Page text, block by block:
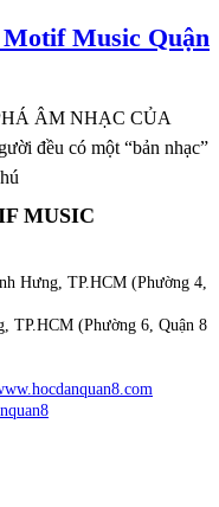
Music Quận
ÂM NHẠC CỦA
đều có một “bản nhạc”
MUSIC
Hưng, TP.HCM (Phường 4,
TP.HCM (Phường 6, Quận 8